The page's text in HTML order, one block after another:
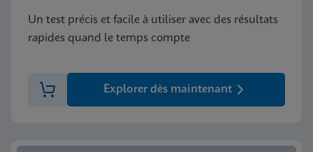
Un test précis et facile à utiliser avec des résultats
rapides quand le temps compte
Explorer dès maintenant